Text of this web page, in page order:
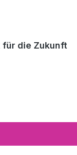
für die Zukunft